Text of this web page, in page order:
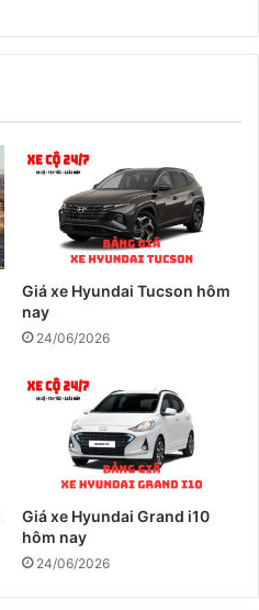
Giá xe Hyundai Tucson hôm
nay
24/06/2026
Giá xe Hyundai Grand i10
hôm nay
24/06/2026